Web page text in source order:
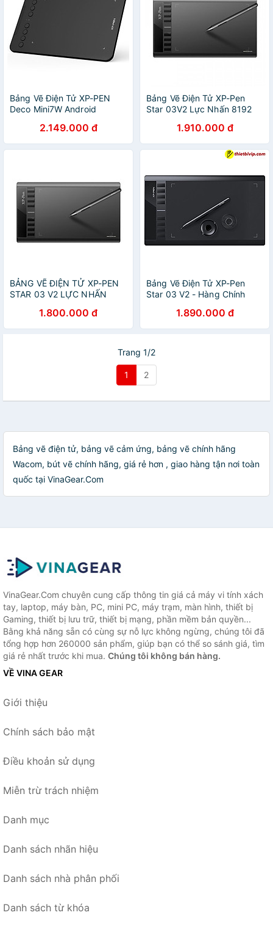
Pad Phone Connectivity
Chorm OS Androi
Bảng Vẽ Điện Tử XP-PEN
Deco Mini7W Android
Nghiêng - Hàng Chính Hãng
2.149.000 đ
Bảng Vẽ Điện Tử XP-Pen
Star 03V2 Lực Nhấn 8192
Phím Tắt - Hàng Chính Hãng
1.910.000 đ
BẢNG VẼ ĐIỆN TỬ XP-PEN
STAR 03 V2 LỰC NHẤN
SẠC - HÀNG CHÍNH HÃNG
1.800.000 đ
Bảng Vẽ Điện Tử XP-Pen
Star 03 V2 - Hàng Chính
1.890.000 đ
Trang 1/2
1 2
Bảng vẽ điện tử, bảng vẽ cảm ứng, bảng vẽ chính hãng
Wacom, bút vẽ chính hãng, giá rẻ hơn , giao hàng tận nơi toàn
quốc tại VinaGear.Com
VinaGear.Com chuyên cung cấp thông tin giá cả máy vi tính xách
tay, laptop, máy bàn, PC, mini PC, máy trạm, màn hình, thiết bị
Gaming, thiết bị lưu trữ, thiết bị mạng, phần mềm bản quyền...
Bằng khả năng sẵn có cùng sự nỗ lực không ngừng, chúng tôi đã
tổng hợp hơn 260000 sản phẩm, giúp bạn có thể so sánh giá, tìm
giá rẻ nhất trước khi mua. Chúng tôi không bán hàng.
VỀ VINA GEAR
Giới thiệu
Chính sách bảo mật
Điều khoản sử dụng
Miễn trừ trách nhiệm
Danh mục
Danh sách nhãn hiệu
Danh sách nhà phân phối
Danh sách từ khóa